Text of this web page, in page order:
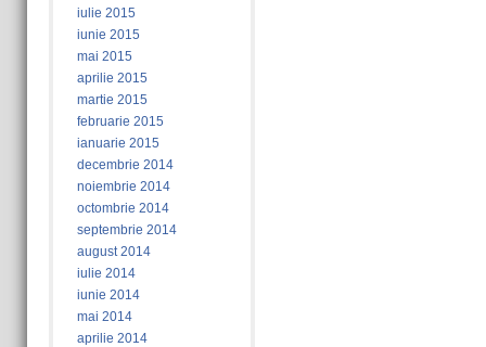
iulie 2015
iunie 2015
mai 2015
aprilie 2015
martie 2015
februarie 2015
ianuarie 2015
decembrie 2014
noiembrie 2014
octombrie 2014
septembrie 2014
august 2014
iulie 2014
iunie 2014
mai 2014
aprilie 2014